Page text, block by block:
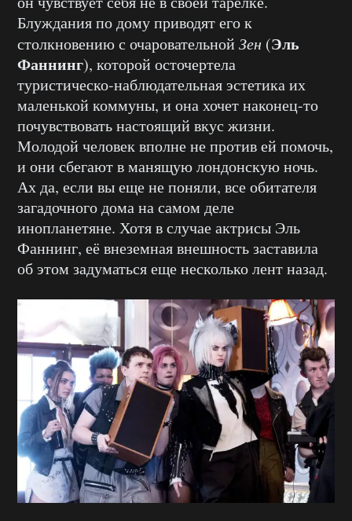
Блуждания по дому приводят его к
столкновению с очаровательной Зен (Эль
Фаннинг), которой осточертела
туристическо-наблюдательная эстетика их
маленькой коммуны, и она хочет наконец-то
почувствовать настоящий вкус жизни.
Молодой человек вполне не против ей помочь,
и они сбегают в манящую лондонскую ночь.
Ах да, если вы еще не поняли, все обитателя
загадочного дома на самом деле
инопланетяне. Хотя в случае актрисы Эль
Фаннинг, её внеземная внешность заставила
об этом задуматься еще несколько лент назад.